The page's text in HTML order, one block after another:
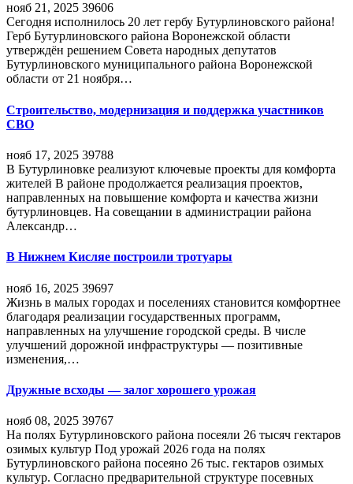
нояб 21, 2025 39606
Сегодня исполнилось 20 лет гербу Бутурлиновского района!
Герб Бутурлиновского района Воронежской области
утверждён решением Совета народных депутатов
Бутурлиновского муниципального района Воронежской
области от 21 ноября…
Строительство, модернизация и поддержка участников
СВО
нояб 17, 2025 39788
В Бутурлиновке реализуют ключевые проекты для комфорта
жителей В районе продолжается реализация проектов,
направленных на повышение комфорта и качества жизни
бутурлиновцев. На совещании в администрации района
Александр…
В Нижнем Кисляе построили тротуары
нояб 16, 2025 39697
Жизнь в малых городах и поселениях становится комфортнее
благодаря реализации государственных программ,
направленных на улучшение городской среды. В числе
улучшений дорожной инфраструктуры — позитивные
изменения,…
Дружные всходы — залог хорошего урожая
нояб 08, 2025 39767
На полях Бутурлиновского района посеяли 26 тысяч гектаров
озимых культур Под урожай 2026 года на полях
Бутурлиновского района посеяно 26 тыс. гектаров озимых
культур. Согласно предварительной структуре посевных